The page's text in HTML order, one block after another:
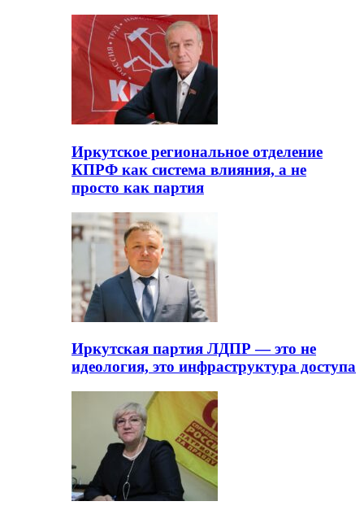
Иркутское региональное отделение
КПРФ как система влияния, а не
просто как партия
Иркутская партия ЛДПР — это не
идеология, это инфраструктура доступа